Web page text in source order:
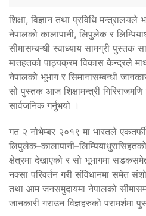
शिक्षा, विज्ञान तथा प्रविधि
नेपालको कालापानी, लिपुलेक र
सीमासम्बन्धी स्वाध्याय सामग्री पुस्तक
मातहतको पाठ्यक्रम विकास केन्द्रले
नेपालको भूभाग र सिमानासम्बन्धी
सो पुस्तक आज शिक्षामन्त्री
सार्वजनिक गर्नुभयो ।
गत २ नोभेम्बर २०१९ मा भारतले
क्षेत्रमा देखाएको र सो भूभागमा
नक्सा परिवर्तन गरी संविधानमा समेत
तथा आम जनसमुदायमा नेपालको
जानकारी गराउन विज्ञहरुको परामर्शमा